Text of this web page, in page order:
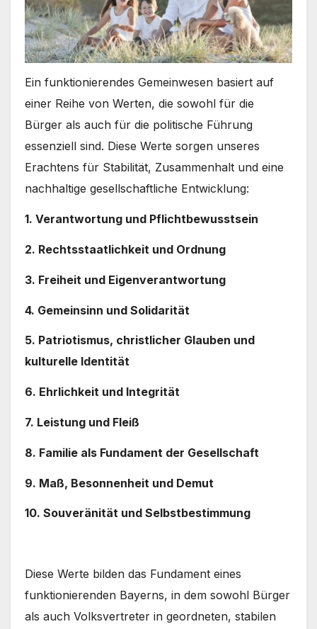
Ein funktionierendes Gemeinwesen basiert auf
einer Reihe von Werten, die sowohl für die
Bürger als auch für die politische Führung
essenziell sind. Diese Werte sorgen unseres
Erachtens für Stabilität, Zusammenhalt und eine
nachhaltige gesellschaftliche Entwicklung:
1. Verantwortung und Pflichtbewusstsein
2. Rechtsstaatlichkeit und Ordnung
3. Freiheit und Eigenverantwortung
4. Gemeinsinn und Solidarität
5. Patriotismus, christlicher Glauben und
kulturelle Identität
6. Ehrlichkeit und Integrität
7. Leistung und Fleiß
8. Familie als Fundament der Gesellschaft
9. Maß, Besonnenheit und Demut
10. Souveränität und Selbstbestimmung
Diese Werte bilden das Fundament eines
funktionierenden Bayerns, in dem sowohl Bürger
als auch Volksvertreter in geordneten, stabilen